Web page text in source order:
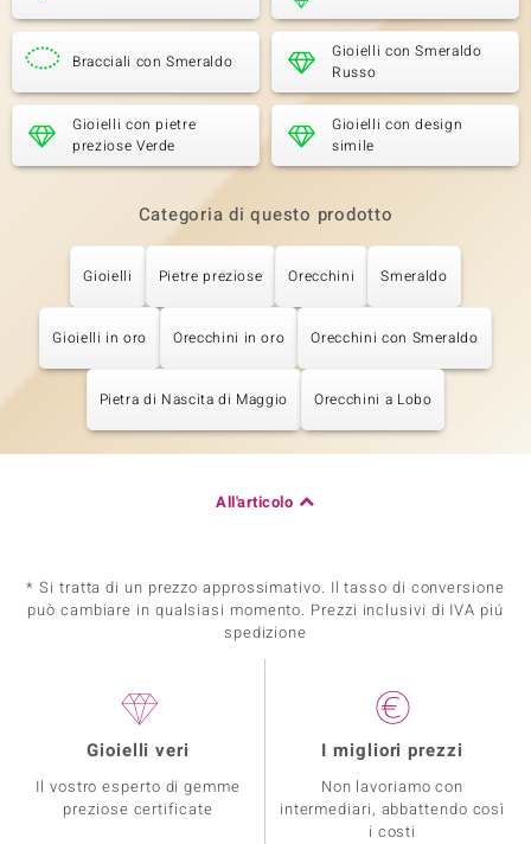
Bracciali con Smeraldo
Gioielli con Smeraldo
Russo
Gioielli con pietre
preziose Verde
Gioielli con design
simile
Categoria di questo prodotto
Gioielli Pietre preziose Orecchini Smeraldo
Gioielli in oro Orecchini in oro Orecchini con Smeraldo
Pietra di Nascita di Maggio Orecchini a Lobo
All'articolo
* Si tratta di un prezzo approssimativo. Il tasso di conversione
può cambiare in qualsiasi momento. Prezzi inclusivi di IVA piú
spedizione
Gioielli veri
Il vostro esperto di gemme
preziose certificate
I migliori prezzi
Non lavoriamo con
intermediari, abbattendo così
i costi